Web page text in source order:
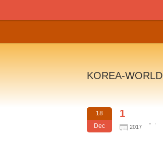
KOREA-WORLD
18
Dec
1
2017